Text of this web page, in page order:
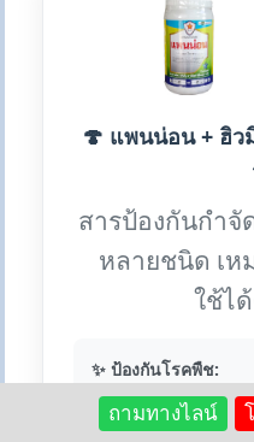
🍄 แพนน่อน + ฮิว
สารป้องกันกำจั
หลายชนิด เ
ใช้ไ
✨ ป้องกันโรคพืช:
• ใบไหม้ ใบจุด ใบติด กิ่
• ราน้ำค้าง ราสนิม ไป
ถามทางไลน์